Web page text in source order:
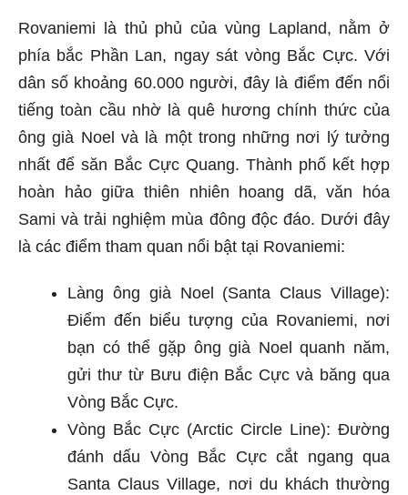
Rovaniemi là thủ phủ của vùng Lapland, nằm ở
phía bắc Phần Lan, ngay sát vòng Bắc Cực. Với
dân số khoảng 60.000 người, đây là điểm đến nổi
tiếng toàn cầu nhờ là quê hương chính thức của
ông già Noel và là một trong những nơi lý tưởng
nhất để săn Bắc Cực Quang. Thành phố kết hợp
hoàn hảo giữa thiên nhiên hoang dã, văn hóa
Sami và trải nghiệm mùa đông độc đáo. Dưới đây
là các điểm tham quan nổi bật tại Rovaniemi:
Làng ông già Noel (Santa Claus Village):
Điểm đến biểu tượng của Rovaniemi, nơi
bạn có thể gặp ông già Noel quanh năm,
gửi thư từ Bưu điện Bắc Cực và băng qua
Vòng Bắc Cực.
Vòng Bắc Cực (Arctic Circle Line): Đường
đánh dấu Vòng Bắc Cực cắt ngang qua
Santa Claus Village, nơi du khách thường